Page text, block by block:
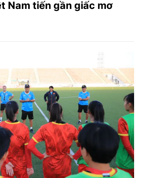
Nam tiến gần giấc mơ